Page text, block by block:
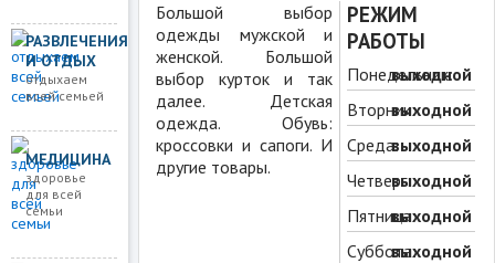
РАЗВЛЕЧЕНИЯ
И ОТДЫХ
отдыхаем
всей семьей
МЕДИЦИНА
здоровье
для всей
семьи
Большой выбор
одежды мужской и
женской. Большой
выбор курток и так
далее. Детская
одежда. Обувь:
кроссовки и сапоги. И
другие товары.
РЕЖИМ
РАБОТЫ
Понедельник:
выходной
Вторник:выходной
Среда:выходной
Четверг:выходной
Пятница:выходной
Суббота:выходной